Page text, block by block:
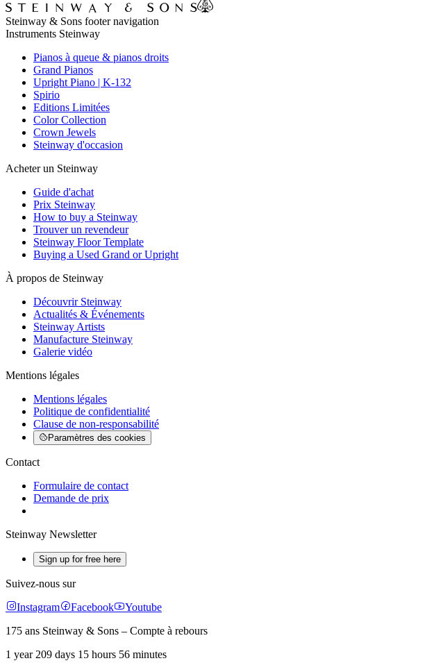
Steinway & Sons footer navigation
Instruments Steinway
Pianos à queue & pianos droits
Grand Pianos
Upright Piano | K-132
Spirio
Editions Limitées
Color Collection
Crown Jewels
Steinway d'occasion
Acheter un Steinway
Guide d'achat
Prix Steinway
How to buy a Steinway
Trouver un revendeur
Steinway Floor Template
Buying a Used Grand or Upright
À propos de Steinway
Découvrir Steinway
Actualités & Événements
Steinway Artists
Manufacture Steinway
Galerie vidéo
Mentions légales
Mentions légales
Politique de confidentialité
Clause de non-responsabilité
Paramètres des cookies
Contact
Formulaire de contact
Demande de prix
Steinway Newsletter
Sign up for free here
Suivez-nous sur
Instagram
Facebook
Youtube
175 ans Steinway & Sons – Compte à rebours
1 year 209 days 15 hours 56 minutes